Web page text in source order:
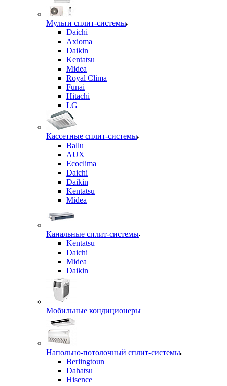
Мульти сплит-системы
Daichi
Axioma
Daikin
Kentatsu
Midea
Royal Clima
Funai
Hitachi
LG
Кассетные сплит-системы
Ballu
AUX
Ecoclima
Daichi
Daikin
Kentatsu
Midea
Канальные сплит-системы
Kentatsu
Daichi
Midea
Daikin
Мобильные кондиционеры
Напольно-потолочный сплит-системы
Berlingtoun
Dahatsu
Hisence